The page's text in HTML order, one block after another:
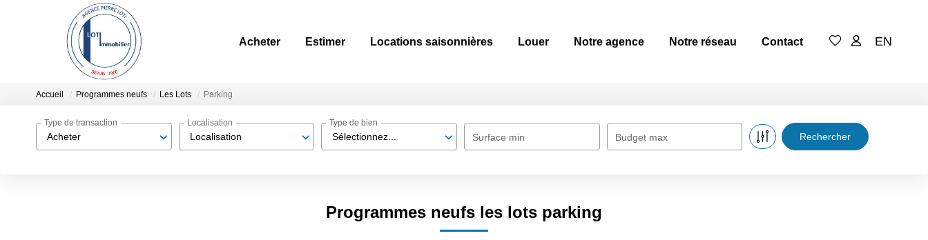
Acheter Estimer Locations saisonnières Louer Notre agence Notre réseau Contact EN
Accueil Programmes neufs Les Lots Parking
Acheter
Type de transaction
Localisation
Localisation
Sélectionnez...
Type de bien
Surface min Budget max
Programmes neufs les lots parking